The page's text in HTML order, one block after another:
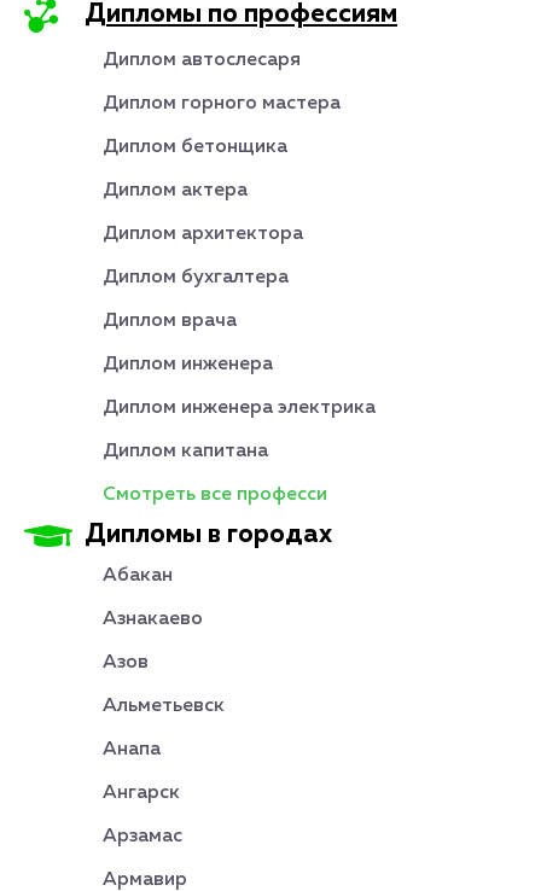
Дипломы по профессиям
Диплом автослесаря
Диплом горного мастера
Диплом бетонщика
Диплом актера
Диплом архитектора
Диплом бухгалтера
Диплом врача
Диплом инженера
Диплом инженера электрика
Диплом капитана
Смотреть все професси
Дипломы в городах
Абакан
Азнакаево
Азов
Альметьевск
Анапа
Ангарск
Арзамас
Армавир